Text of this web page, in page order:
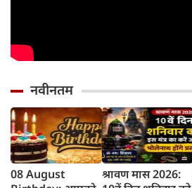
नवीनतम
08 August
श्रावण मास 2026: